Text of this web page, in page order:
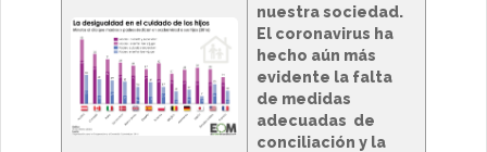
nuestra sociedad.
El coronavirus ha
hecho aún más
evidente la falta
de medidas
adecuadas de
conciliación y la